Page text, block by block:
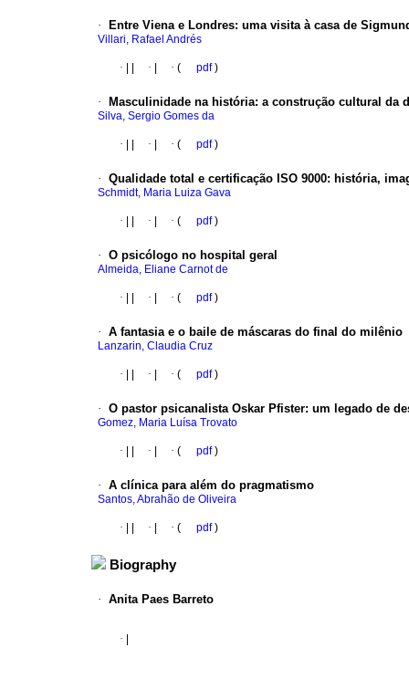
· Entre Viena e Londres: uma visita à casa de
Villari, Rafael Andrés
· · · ( pdf)
· Masculinidade na história: a construção cultural da
Silva, Sergio Gomes da
· · · ( pdf)
· Qualidade total e certificação ISO 9000: história,
Schmidt, Maria Luiza Gava
· · · ( pdf)
· O psicólogo no hospital geral
Almeida, Eliane Carnot de
· · · ( pdf)
· A fantasia e o baile de máscaras do final do milênio
Lanzarin, Claudia Cruz
· · · ( pdf)
· O pastor psicanalista Oskar Pfister: um legado de
Gomez, Maria Luísa Trovato
· · · ( pdf)
· A clínica para além do pragmatismo
Santos, Abrahão de Oliveira
· · · ( pdf)
Biography
· Anita Paes Barreto
·